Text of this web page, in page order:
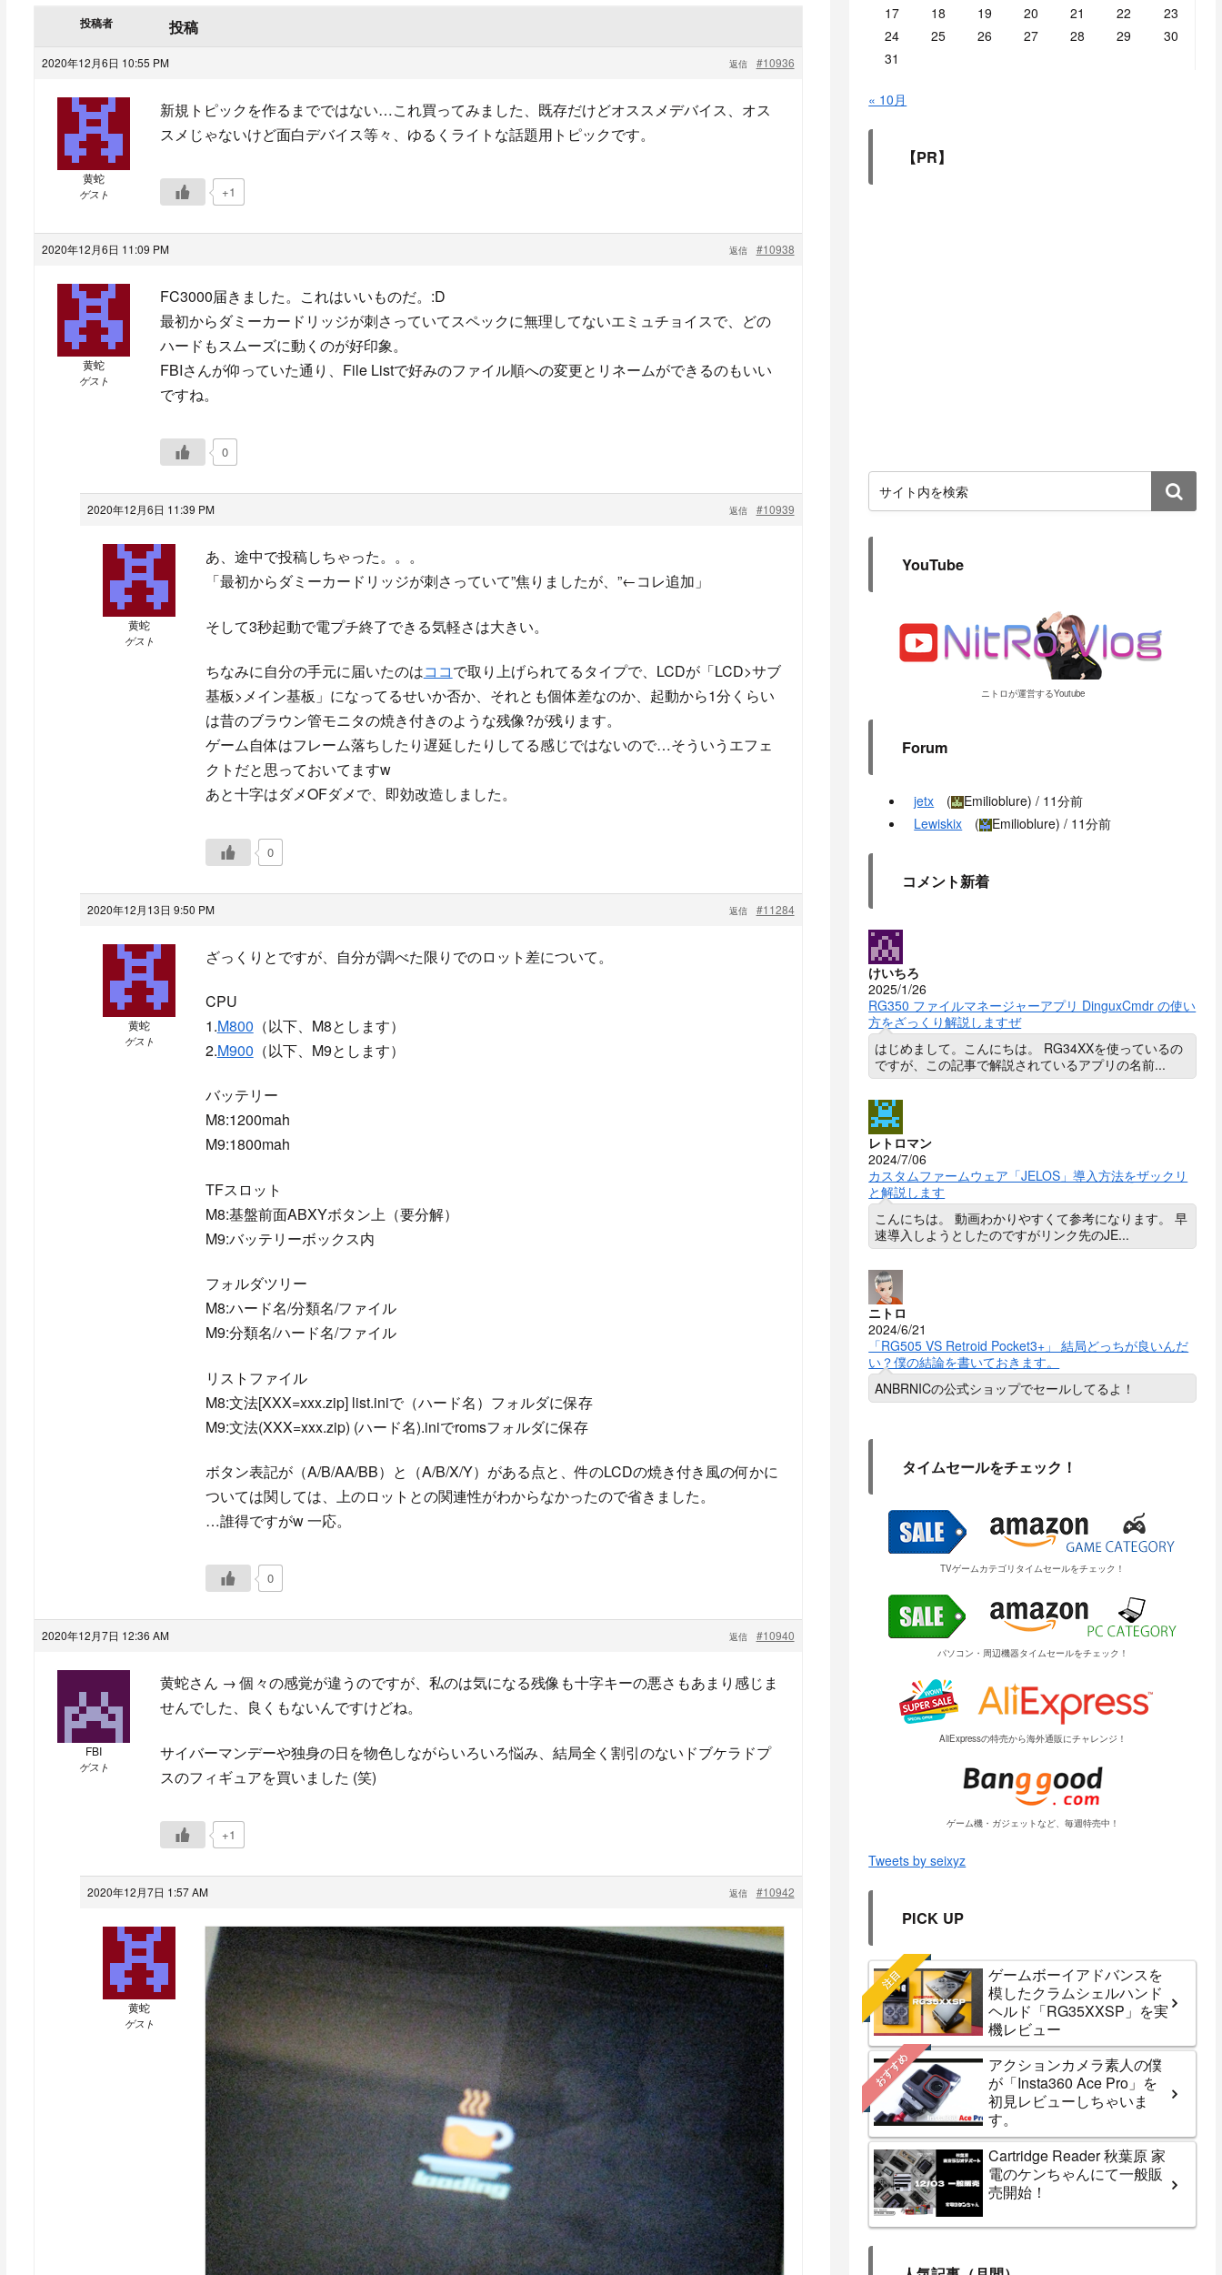
投稿者 投稿
2020年12月6日 10:55 PM #10936
返信
黄蛇
ゲスト
新規トピックを作るまでではない…これ買ってみました、既存だけどオススメデバイス、オス
スメじゃないけど面白デバイス等々、ゆるくライトな話題用トピックです。
+1
2020年12月6日 11:09 PM #10938
返信
黄蛇
ゲスト
FC3000届きました。これはいいものだ。:D
最初からダミーカードリッジが刺さっていてスペックに無理してないエミュチョイスで、どの
ハードもスムーズに動くのが好印象。
FBIさんが仰っていた通り、File Listで好みのファイル順への変更とリネームができるのもいい
ですね。
0
2020年12月6日 11:39 PM #10939
返信
黄蛇
ゲスト
あ、途中で投稿しちゃった。。。
「最初からダミーカードリッジが刺さっていて”焦りましたが、”←コレ追加」
そして3秒起動で電プチ終了できる気軽さは大きい。
ちなみに自分の手元に届いたのはココで取り上げられてるタイプで、LCDが「LCD>サブ
基板>メイン基板」になってるせいか否か、それとも個体差なのか、起動から1分くらい
は昔のブラウン管モニタの焼き付きのような残像?が残ります。
ゲーム自体はフレーム落ちしたり遅延したりしてる感じではないので…そういうエフェ
クトだと思っておいてますw
あと十字はダメOFダメで、即効改造しました。
0
2020年12月13日 9:50 PM #11284
返信
黄蛇
ゲスト
ざっくりとですが、自分が調べた限りでのロット差について。
CPU
1.M800 （以下、M8とします）
2.M900 （以下、M9とします）
バッテリー
M8:1200mah
M9:1800mah
TFスロット
M8:基盤前面ABXYボタン上（要分解）
M9:バッテリーボックス内
フォルダツリー
M8:ハード名/分類名/ファイル
M9:分類名/ハード名/ファイル
リストファイル
M8:文法[XXX=xxx.zip] list.iniで（ハード名）フォルダに保存
M9:文法(XXX=xxx.zip) (ハード名).iniでromsフォルダに保存
ボタン表記が（A/B/AA/BB）と（A/B/X/Y）がある点と、件のLCDの焼き付き風の何かに
ついては関しては、上のロットとの関連性がわからなかったので省きました。
…誰得ですがw 一応。
0
2020年12月7日 12:36 AM #10940
返信
FBI
ゲスト
黄蛇さん → 個々の感覚が違うのですが、私のは気になる残像も十字キーの悪さもあまり感じま
せんでした、良くもないんですけどね。
サイバーマンデーや独身の日を物色しながらいろいろ悩み、結局全く割引のないドブケラドプ
スのフィギュアを買いました (笑)
+1
2020年12月7日 1:57 AM #10942
返信
黄蛇
ゲスト
17
18 19 20 21 22
23
24
25 26 27 28 29
30
31
« 10月
【PR】
YouTube
ニトロが運営するYoutube
Forum
jetx ( Emilioblure) / 11分前
Lewiskix
( Emilioblure) / 11分前
コメント新着
けいちろ
2025/1/26
RG350 ファイルマネージャーアプリ DinguxCmdr の使い
方をざっくり解説しますぜ
はじめまして。こんにちは。 RG34XXを使っているの
ですが、この記事で解説されているアプリの名前...
レトロマン
2024/7/06
カスタムファームウェア「JELOS」導入方法をザックリ
と解説します
こんにちは。 動画わかりやすくて参考になります。 早
速導入しようとしたのですがリンク先のJE...
ニトロ
2024/6/21
「RG505 VS Retroid Pocket3+」 結局どっちが良いんだ
い？僕の結論を書いておきます。
ANBRNICの公式ショップでセールしてるよ！
タイムセールをチェック！
TVゲームカテゴリタイムセールをチェック！
パソコン・周辺機器タイムセールをチェック！
AliExpressの特売から海外通販にチャレンジ！
ゲーム機・ガジェットなど、毎週特売中！
Tweets by seixyz
PICK UP
注目
ゲームボーイアドバンスを
模したクラムシェルハンド
ヘルド「RG35XXSP」を実
機レビュー
おすすめ
アクションカメラ素人の僕
が「Insta360 Ace Pro」を
初見レビューしちゃいま
す。
Cartridge Reader 秋葉原 家
電のケンちゃんにて一般販
売開始！